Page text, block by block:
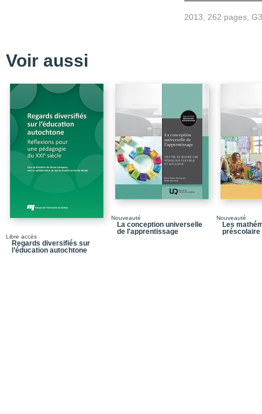
Entretien avec Nicole
C4
2013, 262 pages,
Voir aussi
Libre accès
Regards diversifiés sur
l’éducation autochtone
Nouveauté
La conception universelle
de l'apprentissage
Nouveauté
Les
préscolaire